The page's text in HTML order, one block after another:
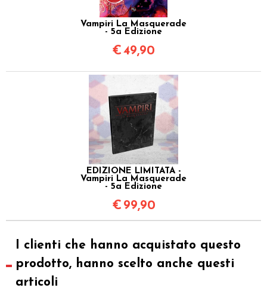
Vampiri La Masquerade
- 5a Edizione
€49,90
EDIZIONE LIMITATA -
Vampiri La Masquerade
- 5a Edizione
€ 99,90
I clienti che hanno acquistato questo
prodotto, hanno scelto anche questi
articoli